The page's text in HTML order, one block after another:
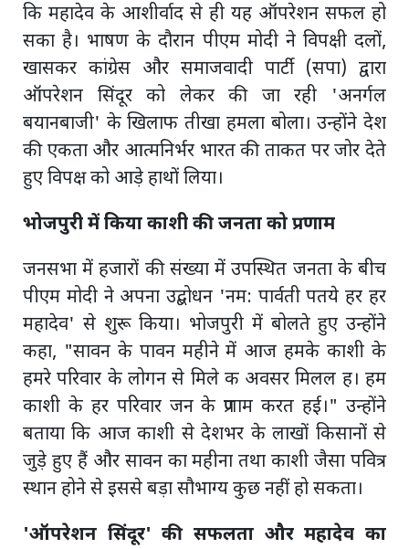
कि महादेव के आशीर्वाद से ही यह ऑपरेशन सफल हो
सका है। भाषण के दौरान पीएम मोदी ने विपक्षी दलों,
खासकर कांग्रेस और समाजवादी पार्टी (सपा) द्वारा
ऑपरेशन सिंदूर को लेकर की जा रही 'अनर्गल
बयानबाजी' के खिलाफ तीखा हमला बोला। उन्होंने देश
की एकता और आत्मनिर्भर भारत की ताकत पर जोर देते
हुए विपक्ष को आड़े हाथों लिया।
भोजपुरी में किया काशी की जनता को प्रणाम
जनसभा में हजारों की संख्या में उपस्थित जनता के बीच
पीएम मोदी ने अपना उद्बोधन 'नम: पार्वती पतये हर हर
महादेव' से शुरू किया। भोजपुरी में बोलते हुए उन्होंने
कहा, "सावन के पावन महीने में आज हमके काशी के
हमरे परिवार के लोगन से मिले क अवसर मिलल ह। हम
काशी के हर परिवार जन के प्रणाम करत हई।" उन्होंने
बताया कि आज काशी से देशभर के लाखों किसानों से
जुड़े हुए हैं और सावन का महीना तथा काशी जैसा पवित्र
स्थान होने से इससे बड़ा सौभाग्य कुछ नहीं हो सकता।
'ऑपरेशन सिंदूर' की सफलता और महादेव का